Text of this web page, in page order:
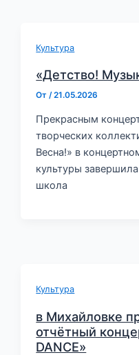
Культура
«Детство!
От/21.05.2026
Прекрасным
творческих
Весна!» в
культуры
школа
Культура
в Михайловке
отчётный
DANCE»